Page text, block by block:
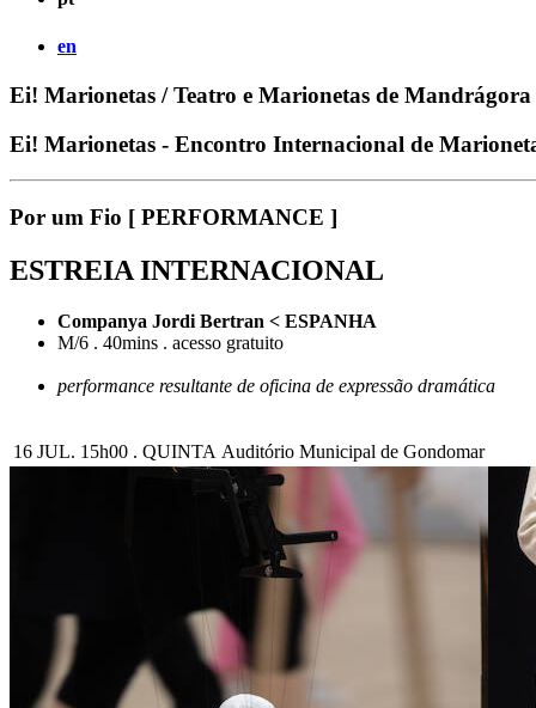
en
Ei! Marionetas / Teatro e Marionetas de Mandrágora
Ei! Marionetas - Encontro Internacional de
Por um Fio [ PERFORMANCE ]
ESTREIA INTERNACIONAL
Companya Jordi Bertran < ESPANHA
M/6 . 40mins . acesso gratuito
performance resultante de oficina de expressão dramática
16 JUL. 15h00 . QUINTA Auditório Municipal de Gondomar